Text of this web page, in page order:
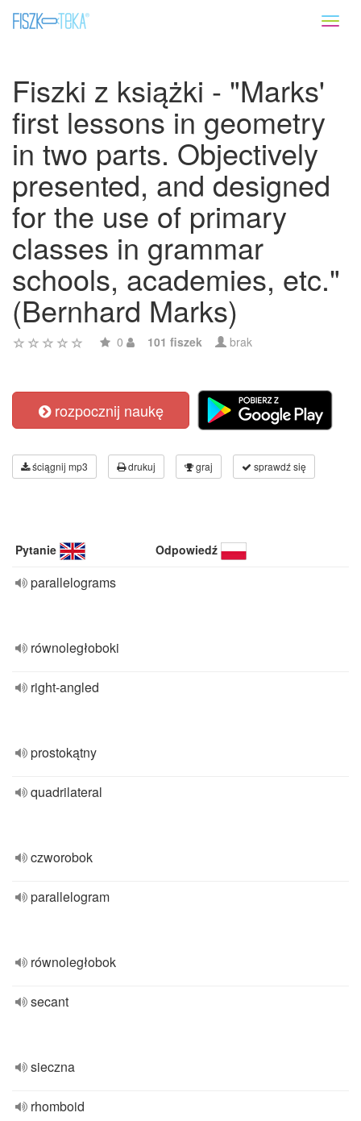
Fiszki z książki - "Marks'
first lessons in geometry
in two parts. Objectively
presented, and designed
for the use of primary
classes in grammar
schools, academies, etc."
(Bernhard Marks)
0 101 fiszek brak
rozpocznij naukę
ściągnij mp3 drukuj graj sprawdź się
Pytanie Odpowiedź
parallelograms
równoległoboki
right-angled
prostokątny
quadrilateral
czworobok
parallelogram
równoległobok
secant
sieczna
rhomboid